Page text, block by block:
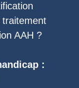
traitement
AAH ?
: